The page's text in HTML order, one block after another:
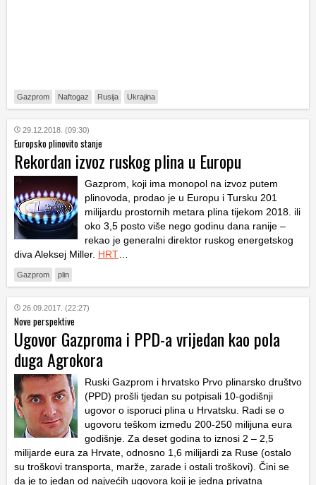
Gazprom Naftogaz Rusija Ukrajina
29.12.2018. (09:30)
Europsko plinovito stanje
Rekordan izvoz ruskog plina u Europu
Gazprom, koji ima monopol na izvoz putem
plinovoda, prodao je u Europu i Tursku 201
milijardu prostornih metara plina tijekom 2018. ili
oko 3,5 posto više nego godinu dana ranije –
rekao je generalni direktor ruskog energetskog
diva Aleksej Miller. HRT
Gazprom plin
26.09.2017. (22:27)
Nove perspektive
Ugovor Gazproma i PPD-a vrijedan kao pola
duga Agrokora
Ruski Gazprom i hrvatsko Prvo plinarsko društvo
(PPD) prošli tjedan su potpisali 10-godišnji
ugovor o isporuci plina u Hrvatsku. Radi se o
ugovoru teškom između 200-250 milijuna eura
godišnje. Za deset godina to iznosi 2 – 2,5
milijarde eura za Hrvate, odnosno 1,6 milijardi za Ruse (ostalo
su troškovi transporta, marže, zarade i ostali troškovi). Čini se
da je to jedan od najvećih ugovora koji je jedna privatna